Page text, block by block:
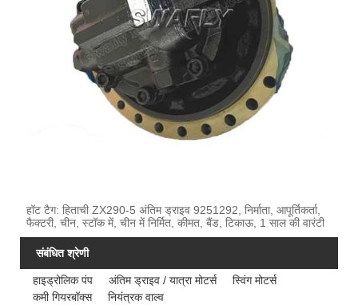
हॉट टैग: हिताची ZX290-5 अंतिम ड्राइव 9251292, निर्माता, आपूर्तिकर्ता,
फैक्टरी, चीन, स्टॉक में, चीन में निर्मित, कीमत, बैंड, टिकाऊ, 1 साल की वारंटी
संबंधित श्रेणी
हाइड्रोलिक पंप अंतिम ड्राइव / यात्रा मोटर्स
स्विंग मोटर्स
कमी गियरबॉक्स
नियंत्रक वाल्व